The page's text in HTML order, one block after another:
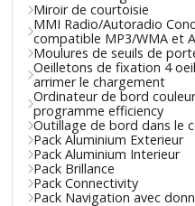
Miroir de courtoisie
MMI Radio/Autoradio
compatible MP3/WMA et
Moulures de seuils de
Oeilletons de fixation 4
arrimer le chargement
Ordinateur de bord
programme efficiency
Outillage de bord dans le
Pack Aluminium Exterieur
Pack Aluminium Interieur
Pack Brillance
Pack Connectivity
Pack Navigation avec